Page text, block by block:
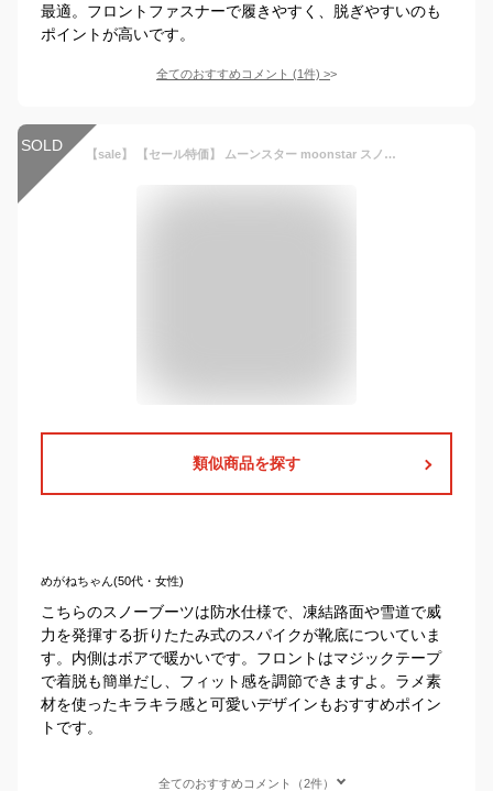
最適。フロントファスナーで履きやすく、脱ぎやすいのも
ポイントが高いです。
全てのおすすめコメント (1件) >
SOLD 【sale】 【セール特価】 ムーンスター moonstar スノーブーツ 女の子用ウィンターブーツ (スノトレ スノーブーツ スパイク 長靴 子供靴 冬靴 ガールズ 防水 防滑 防寒 ピンク ブラック)［子供用］
類似商品を探す
めがねちゃん(50代・女性)
こちらのスノーブーツは防水仕様で、凍結路面や雪道で威
力を発揮する折りたたみ式のスパイクが靴底についていま
す。内側はボアで暖かいです。フロントはマジックテープ
で着脱も簡単だし、フィット感を調節できますよ。ラメ素
材を使ったキラキラ感と可愛いデザインもおすすめポイン
トです。
全てのおすすめコメント（2件）